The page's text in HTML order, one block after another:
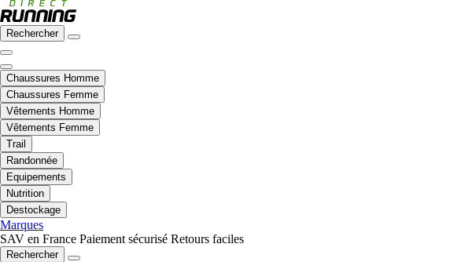
Rechercher
Chaussures Homme
Chaussures Femme
Vêtements Homme
Vêtements Femme
Trail
Randonnée
Equipements
Nutrition
Destockage
Marques
SAV en France Paiement sécurisé Retours faciles
Rechercher